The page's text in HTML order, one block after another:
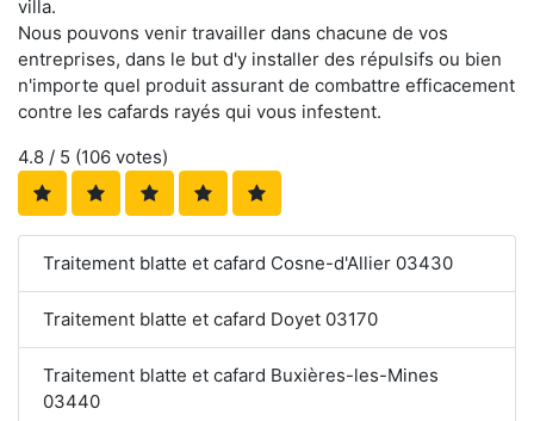
villa.
Nous pouvons venir travailler dans chacune de vos
entreprises, dans le but d'y installer des répulsifs ou bien
n'importe quel produit assurant de combattre efficacement
contre les cafards rayés qui vous infestent.
4.8 / 5 (106 votes)
Traitement blatte et cafard Cosne-d'Allier 03430
Traitement blatte et cafard Doyet 03170
Traitement blatte et cafard Buxières-les-Mines
03440